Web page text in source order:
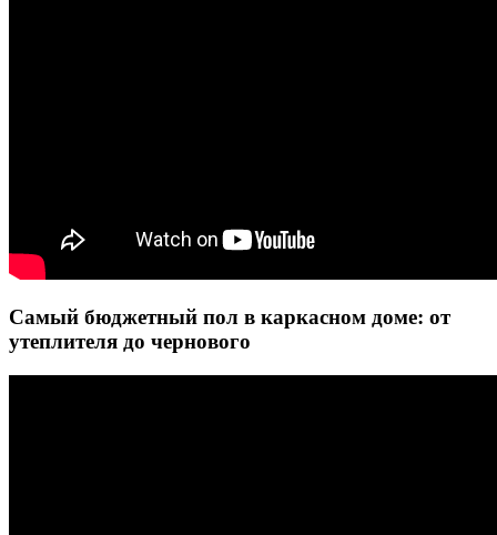
Самый бюджетный пол в каркасном доме: от
утеплителя до чернового